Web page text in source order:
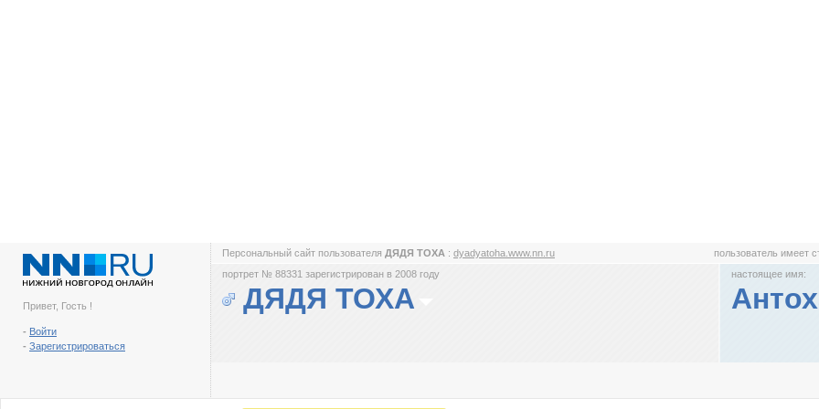
Привет, Гость !
- Войти
- Зарегистрироваться
Персональный сайт пользователя ДЯДЯ ТОХА : dyadyatoha.www.nn.ru пользователь имеет
портрет № 88331 зарегистрирован в 2008 году
ДЯДЯ ТОХА
настоящее имя: